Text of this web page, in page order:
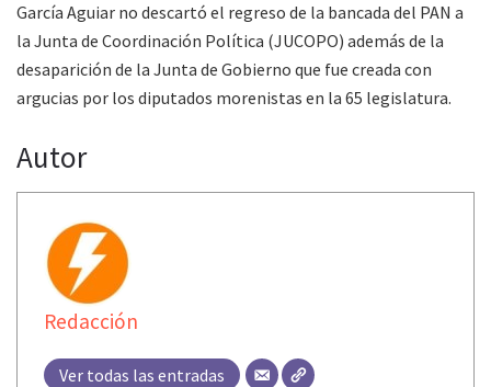
García Aguiar no descartó el regreso de la bancada del PAN a
la Junta de Coordinación Política (JUCOPO) además de la
desaparición de la Junta de Gobierno que fue creada con
argucias por los diputados morenistas en la 65 legislatura.
Autor
Redacción
Ver todas las entradas